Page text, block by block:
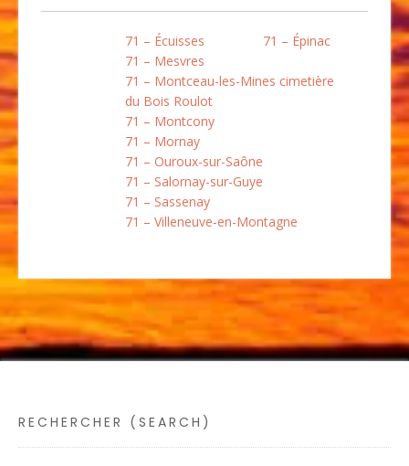
71 – Écuisses
71 – Épinac
71 – Mesvres
71 – Montceau-les-Mines cimetière
du Bois Roulot
71 – Montcony
71 – Mornay
71 – Ouroux-sur-Saône
71 – Salornay-sur-Guye
71 – Sassenay
71 – Villeneuve-en-Montagne
RECHERCHER (SEARCH)